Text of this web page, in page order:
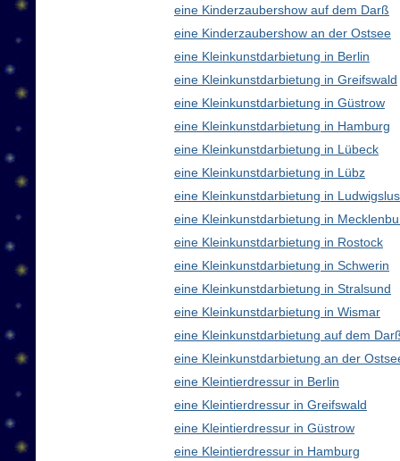
eine Kinderzaubershow auf dem Darß
eine Kinderzaubershow an der Ostsee
eine Kleinkunstdarbietung in Berlin
eine Kleinkunstdarbietung in Greifswald
eine Kleinkunstdarbietung in Güstrow
eine Kleinkunstdarbietung in Hamburg
eine Kleinkunstdarbietung in Lübeck
eine Kleinkunstdarbietung in Lübz
eine Kleinkunstdarbietung in
eine Kleinkunstdarbietung in
eine Kleinkunstdarbietung in Rostock
eine Kleinkunstdarbietung in Schwerin
eine Kleinkunstdarbietung in Stralsund
eine Kleinkunstdarbietung in Wismar
eine Kleinkunstdarbietung auf dem
eine Kleinkunstdarbietung an der
eine Kleintierdressur in Berlin
eine Kleintierdressur in Greifswald
eine Kleintierdressur in Güstrow
eine Kleintierdressur in Hamburg